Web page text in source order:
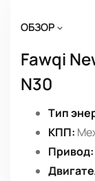
ОБЗОР
Fawqi
N30
Тип
КПП:
Привод: